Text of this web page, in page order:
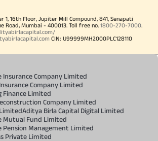
1, 16th Floor, Jupiter Mill Compound, 841, Senapati
Road, Mumbai - 400013. Toll free no. 1800-270-7000.
CIN: U99999MH2000PLC128110
Insurance Company Limited
Company Limited
Finance Limited
Company Limited
Aditya Birla Capital Digital Limited
Mutual Fund Limited
Pension Management Limited
Private Limited